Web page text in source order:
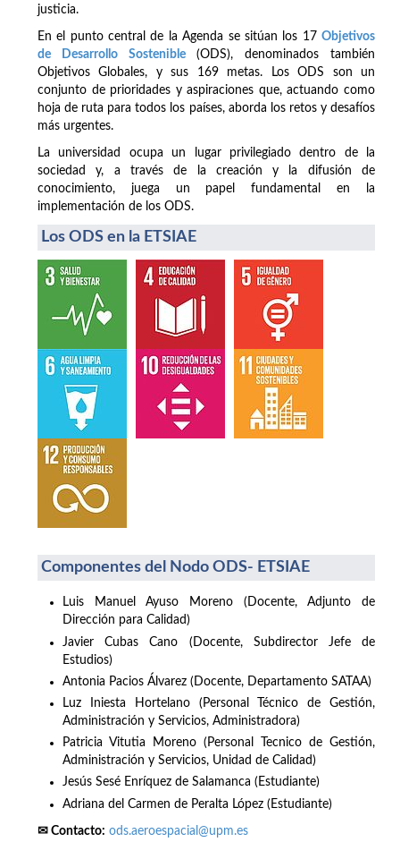
justicia.
En el punto central de la Agenda se sitúan los 17 Objetivos
de Desarrollo Sostenible(ODS), denominados también
Objetivos Globales, y sus 169 metas. Los ODS son un
conjunto de prioridades y aspiraciones que, actuando como
hoja de ruta para todos los países, aborda los retos y desafíos
más urgentes.
La universidad ocupa un lugar privilegiado dentro de la
sociedad y, a través de la creación y la difusión de
conocimiento, juega un papel fundamental en la
implementación de los ODS.
Los ODS en la ETSIAE
Componentes del Nodo ODS- ETSIAE
Luis Manuel Ayuso Moreno (Docente, Adjunto de
Dirección para Calidad)
Javier Cubas Cano (Docente, Subdirector Jefe de
Estudios)
Antonia Pacios Álvarez (Docente, Departamento SATAA)
Luz Iniesta Hortelano (Personal Técnico de Gestión,
Administración y Servicios, Administradora)
Patricia Vitutia Moreno (Personal Tecnico de Gestión,
Administración y Servicios, Unidad de Calidad)
Jesús Sesé Enríquez de Salamanca (Estudiante)
Adriana del Carmen de Peralta López (Estudiante)
✉ Contacto: ods.aeroespacial@upm.es